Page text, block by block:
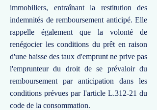
immobiliers, entraînant la restitution des
indemnités de remboursement anticipé. Elle
rappelle également que la volonté de
renégocier les conditions du prêt en raison
d'une baisse des taux d'emprunt ne prive pas
l'emprunteur du droit de se prévaloir du
remboursement par anticipation dans les
conditions prévues par l'article L.312-21 du
code de la consommation.